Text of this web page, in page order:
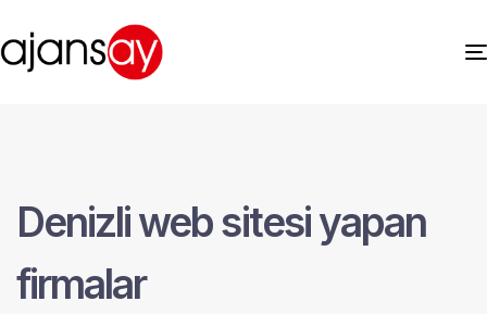
Denizli web sitesi yapan
firmalar